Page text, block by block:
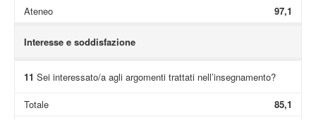
Ateneo
97,1
Interesse e soddisfazione
11 Sei interessato/a agli argomenti trattati nell’insegnamento?
Totale
85,1